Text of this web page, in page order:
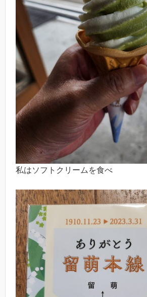
私はソフトクリームを食べ